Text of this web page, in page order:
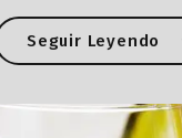
Seguir Leyendo